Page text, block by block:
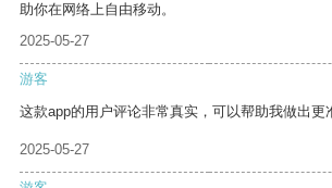
助你在网络上自由移动。
2025-05-27
游客
这款app的用户评论非常真实，可以帮助我做出更
2025-05-27